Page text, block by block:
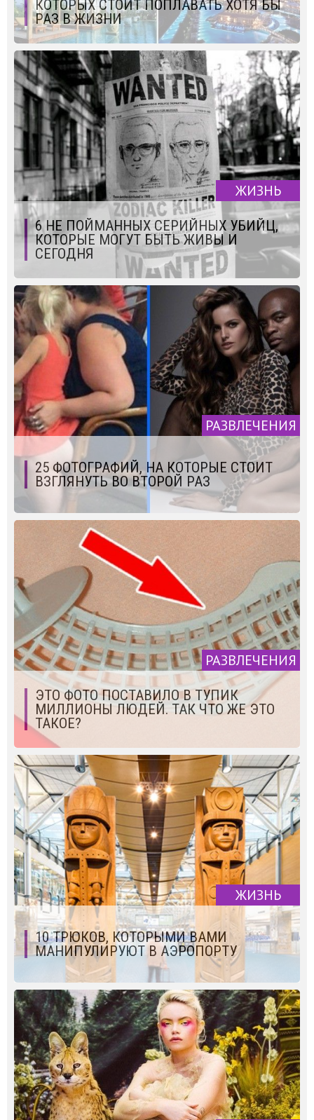
КОТОРЫХ СТОИТ ПОПЛАВАТЬ ХОТЯ БЫ
РАЗ В ЖИЗНИ
ЖИЗНЬ
6 НЕ ПОЙМАННЫХ СЕРИЙНЫХ УБИЙЦ,
КОТОРЫЕ МОГУТ БЫТЬ ЖИВЫ И
СЕГОДНЯ
РАЗВЛЕЧЕНИЯ
25 ФОТОГРАФИЙ, НА КОТОРЫЕ СТОИТ
ВЗГЛЯНУТЬ ВО ВТОРОЙ РАЗ
РАЗВЛЕЧЕНИЯ
ЭТО ФОТО ПОСТАВИЛО В ТУПИК
МИЛЛИОНЫ ЛЮДЕЙ. ТАК ЧТО ЖЕ ЭТО
ТАКОЕ?
ЖИЗНЬ
10 ТРЮКОВ, КОТОРЫМИ ВАМИ
МАНИПУЛИРУЮТ В АЭРОПОРТУ